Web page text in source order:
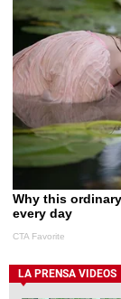
LA PRENSA VIDEOS